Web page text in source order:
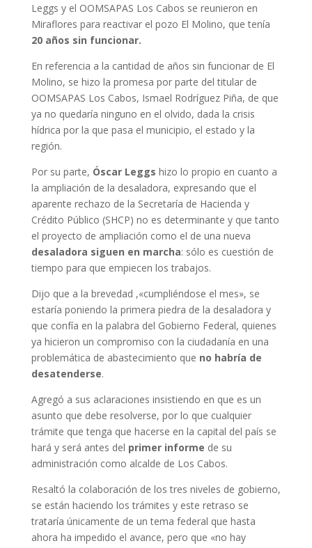
Leggs y el OOMSAPAS Los Cabos se reunieron en
Miraflores para reactivar el pozo El Molino, que tenía
20 años sin funcionar.
En referencia a la cantidad de años sin funcionar de El
Molino, se hizo la promesa por parte del titular de
OOMSAPAS Los Cabos, Ismael Rodríguez Piña, de que
ya no quedaría ninguno en el olvido, dada la crisis
hídrica por la que pasa el municipio, el estado y la
región.
Por su parte, Óscar Leggs hizo lo propio en cuanto a
la ampliación de la desaladora, expresando que el
aparente rechazo de la Secretaría de Hacienda y
Crédito Público (SHCP) no es determinante y que tanto
el proyecto de ampliación como el de una nueva
desaladora siguen en marcha: sólo es cuestión de
tiempo para que empiecen los trabajos.
Dijo que a la brevedad ,«cumpliéndose el mes», se
estaría poniendo la primera piedra de la desaladora y
que confía en la palabra del Gobierno Federal, quienes
ya hicieron un compromiso con la ciudadanía en una
problemática de abastecimiento que no habría de
desatenderse.
Agregó a sus aclaraciones insistiendo en que es un
asunto que debe resolverse, por lo que cualquier
trámite que tenga que hacerse en la capital del país se
hará y será antes del primer informe de su
administración como alcalde de Los Cabos.
Resaltó la colaboración de los tres niveles de gobierno,
se están haciendo los trámites y este retraso se
trataría únicamente de un tema federal que hasta
ahora ha impedido el avance, pero que «no hay